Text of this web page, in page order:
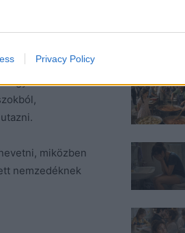
Privacy Policy
a másikban,
jókedv. Az öröm
sincs a
miközben
nemzedéknek